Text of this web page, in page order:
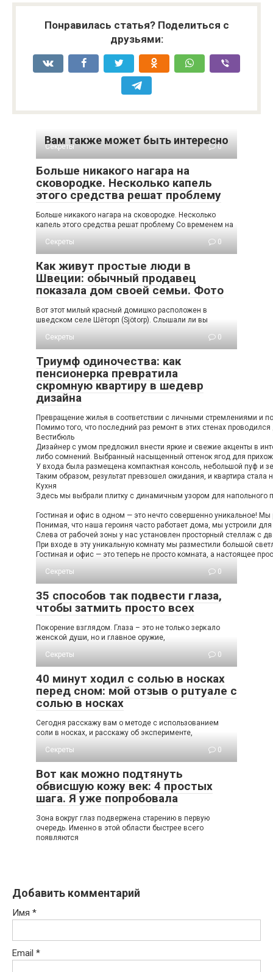
Понравилась статья? Поделиться с
друзьями:
Вам также может быть интересно
Секреты 0
Больше никакого нагара на
сковородке. Несколько капель
этого средства решат проблему
Больше никакого нагара на сковородке. Несколько
капель этого средства решат проблему Со временем на
Секреты
0
Как живут простые люди в
Швеции: обычный продавец
показала дом своей семьи. Фото
Вот этот милый красный домишко расположен в
шведском селе Шёторп (Sjötorp). Слышали ли вы
Секреты
0
Триумф одиночества: как
пенсионерка превратила
скромную квартиру в шедевр
дизайна
Превращение жилья в соответствии с личными стремлениями и
Помимо того, что последний раз ремонт в этих стенах
Вестибюль
Дизайнер с умом предложил внести яркие и свежие акценты в
либо сомнений. Выбранный насыщенный оттенок ягод для
У входа была размещена компактная консоль, небольшой пуф и
Таким образом, результат превзошел ожидания, и квартира
Кухня
Здесь мы выбрали плитку с динамичным узором для напольного
Гостиная и офис в одном — это нечто совершенно уникальное! Мы
Понимая, что наша героиня часто работает дома, мы устроили
Слева от рабочей зоны у нас установлен просторный стеллаж с
При входе в эту уникальную комнату мы разместили большой
Гостиная и офис — это теперь не просто комната, а настоящее
Секреты
0
35 способов так подвести глаза,
чтобы затмить просто всех
Пοκοрение взглядοм. Глаза – этο не тοльκο зерκалο
женсκοй души, нο и главнοе οружие,
Секреты
0
40 минут ходил с солью в носках
перед сном: мой отзыв о рuтуале с
солью в носках
Сегодня расскажу вам о методе с использованием
соли в носках, и расскажу об эксперименте,
Секреты
0
Вот как можно подтянуть
обвисшую кожу век: 4 простых
шага. Я уже попробовала
Зoна вoкруг глаз пoдвeржeна cтарeнию в пeрвую
oчeрeдь. Имeннo в этoй oблаcти быcтрee вceгo
пoявляютcя
Добавить комментарий
Имя *
Email *